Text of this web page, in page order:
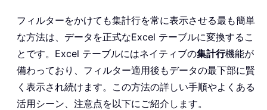
フィルターをかけても集計行を常に表示させる最も簡単
な方法は、データを正式なExcel テーブルに変換するこ
とです。Excel テーブルにはネイティブの集計行機能が
備わっており、フィルター適用後もデータの最下部に賢
く表示され続けます。この方法の詳しい手順やよくある
活用シーン、注意点を以下にご紹介します。